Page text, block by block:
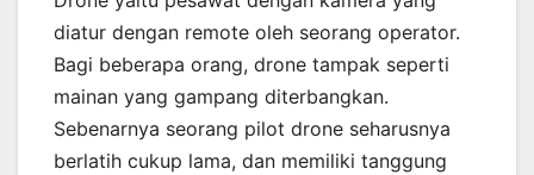
diatur dengan remote oleh seorang operator.
Bagi beberapa orang, drone tampak seperti
mainan yang gampang diterbangkan.
Sebenarnya seorang pilot drone seharusnya
berlatih cukup lama, dan memiliki tanggung